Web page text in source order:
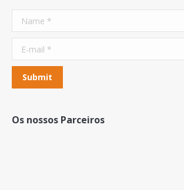
Name *
E-mail *
Submit
Os nossos Parceiros